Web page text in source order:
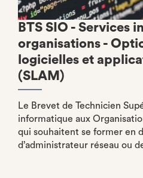
BTS SIO - Services
organisations -
logicielles et
(SLAM)
Le Brevet de Technicien
informatique aux
qui souhaitent se former en
d’administrateur réseau ou